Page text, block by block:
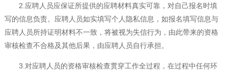
2.应聘人员应保证所提供的应聘材料真实可靠，对自己报名时填
写的信息负责。应聘人员如实填写个人隐私信息，如报名填写信息与
应聘人员所持证明材料不一致，将被视为失信行为，由此带来的资格
审核检查不合格及其他后果，由应聘人员自行承担。
3.对应聘人员的资格审核检查贯穿工作全过程，在过程中任何环